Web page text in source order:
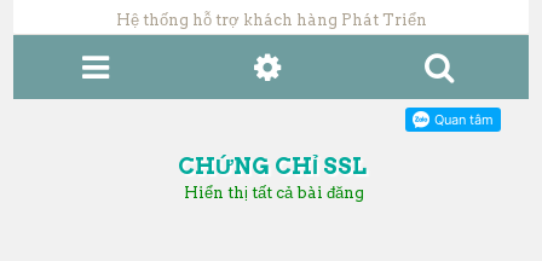
Hệ thống hỗ trợ khách hàng Phát Triển
WIDGETS
AR
CHỨNG CHỈ SSL
Hiển thị tất cả bài đăng